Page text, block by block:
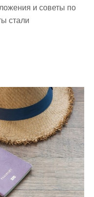
и советы по
стали